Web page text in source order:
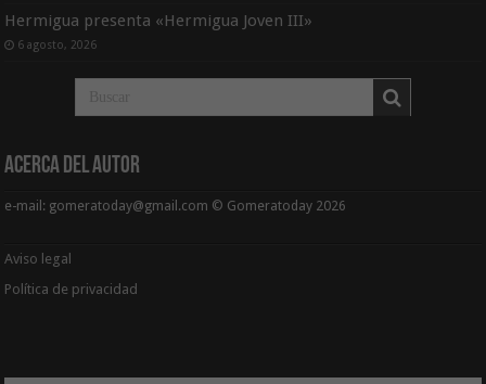
Hermigua presenta «Hermigua Joven III»
6 agosto, 2026
Acerca del Autor
e-mail: gomeratoday@gmail.com © Gomeratoday 2026
Aviso legal
Política de privacidad